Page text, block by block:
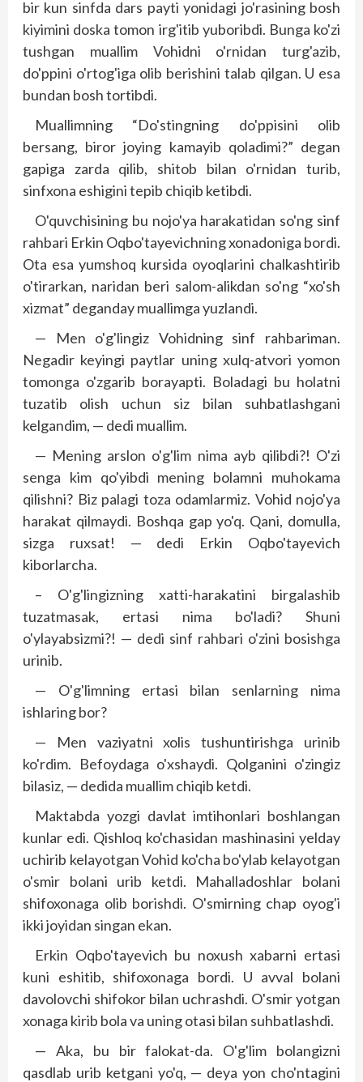
bir kun sinf­­da dars payti yonidagi jo'rasining bosh
kiyimini doska tomon irg'itib yuboribdi. Bunga ko'zi
tushgan muallim Vohidni o'rnidan turg'azib,
do'ppini o'rtog'iga olib berishini talab qilgan. U esa
bundan bosh tortibdi.
Muallimning “Do'stingning do'ppisini olib
bersang, biror joying kamayib qoladimi?” degan
gapiga zarda qilib, shitob bilan o'rnidan turib,
sinfxona eshigini tepib chiqib ketibdi.
O'quvchisining bu nojo'ya harakatidan so'ng sinf
rahbari Erkin Oqbo'tayevichning xonadoniga bordi.
Ota esa yumshoq kursida oyoqlarini chalkashtirib
o'tirarkan, naridan beri salom-alikdan so'ng “xo'sh
xizmat” deganday muallimga yuzlandi.
— Men o'g'lingiz Vohidning sinf rahbariman.
Negadir keyingi paytlar uning xulq-atvori yomon
tomonga o'zgarib borayapti. Boladagi bu holatni
tuzatib olish uchun siz bilan suhbatlashgani
kelgandim, — dedi muallim.
— Mening arslon o'g'lim nima ayb qilibdi?! O'zi
senga kim qo'yibdi mening bolamni muhokama
qilishni? Biz palagi toza odamlarmiz. Vohid nojo'ya
harakat qilmaydi. Boshqa gap yo'q. Qani, domulla,
sizga ruxsat! — dedi Erkin Oqbo'tayevich
kiborlarcha.
– O'g'lingizning xatti-harakatini birgalashib
tuzatmasak, ertasi nima bo'ladi? Shuni
o'ylayabsizmi?! — dedi sinf rahbari o'zini bosishga
urinib.
— O'g'limning ertasi bilan senlarning nima
ishlaring bor?
— Men vaziyatni xolis tushuntirishga urinib
ko'rdim. Befoydaga o'xshaydi. Qolganini o'zingiz
bilasiz, — dedida muallim chiqib ketdi.
Maktabda yozgi davlat imtihonlari boshlangan
kunlar edi. Qishloq ko'chasidan mashinasini yelday
uchirib kelayotgan Vohid ko'cha bo'ylab kelayotgan
o'smir bolani urib ketdi. Mahalladoshlar bolani
shifoxonaga olib borishdi. O'smirning chap oyog'i
ikki joyidan singan ekan.
Erkin Oqbo'tayevich bu noxush xabarni ertasi
kuni eshitib, shifoxonaga bordi. U avval bolani
davolovchi shifokor bilan uchrashdi. O'smir yotgan
xonaga kirib bola va uning otasi bilan suhbatlashdi.
— Aka, bu bir falokat-da. O'g'lim bolangizni
qasdlab urib ketgani yo'q, — deya yon cho'ntagini